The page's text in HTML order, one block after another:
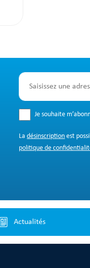
Je souhaite
Ladésinscription est
politique de
Actualités